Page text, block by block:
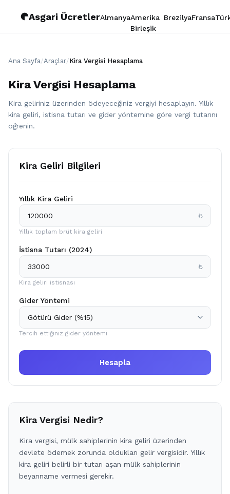
Asgari ÜcretlerAlmanyaAmerika
Birleşik
BrezilyaFransa
Ana Sayfa/Araçlar/Kira Vergisi Hesaplama
Kira Vergisi Hesaplama
Kira geliriniz üzerinden ödeyeceğiniz vergiyi hesaplayın. Yıllık
kira geliri, istisna tutarı ve gider yöntemine göre vergi tutarını
öğrenin.
Kira Geliri Bilgileri
Yıllık Kira Geliri
₺
Yıllık toplam brüt kira geliri
İstisna Tutarı (2024)
₺
Kira geliri istisnası
Gider Yöntemi
Tercih ettiğiniz gider yöntemi
Hesapla
Kira Vergisi Nedir?
Kira vergisi, mülk sahiplerinin kira geliri üzerinden
devlete ödemek zorunda oldukları gelir vergisidir. Yıllık
kira geliri belirli bir tutarı aşan mülk sahiplerinin
beyanname vermesi gerekir.